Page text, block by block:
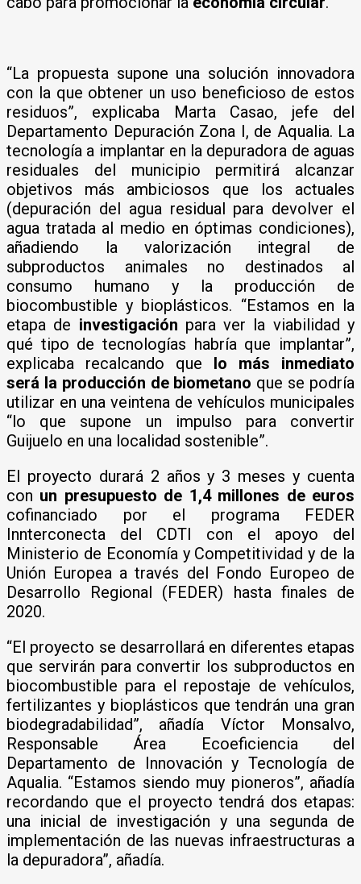
“La propuesta supone una solución innovadora
con la que obtener un uso beneficioso de estos
residuos”, explicaba Marta Casao, jefe del
Departamento Depuración Zona I, de Aqualia. La
tecnología a implantar en la depuradora de aguas
residuales del municipio permitirá alcanzar
objetivos más ambiciosos que los actuales
(depuración del agua residual para devolver el
agua tratada al medio en óptimas condiciones),
añadiendo la valorización integral de
subproductos animales no destinados al
consumo humano y la producción de
biocombustible y bioplásticos. “Estamos en la
etapa de investigación para ver la viabilidad y
qué tipo de tecnologías habría que implantar”,
explicaba recalcando que lo más inmediato
será la producción de biometano que se podría
utilizar en una veintena de vehículos municipales
“lo que supone un impulso para convertir
Guijuelo en una localidad sostenible”.
El proyecto durará 2 años y 3 meses y cuenta
con un presupuesto de 1,4 millones de euros
cofinanciado por el programa FEDER
Innterconecta del CDTI con el apoyo del
Ministerio de Economía y Competitividad y de la
Unión Europea a través del Fondo Europeo de
Desarrollo Regional (FEDER) hasta finales de
2020.
“El proyecto se desarrollará en diferentes etapas
que servirán para convertir los subproductos en
biocombustible para el repostaje de vehículos,
fertilizantes y bioplásticos que tendrán una gran
biodegradabilidad”, añadía Víctor Monsalvo,
Responsable Área Ecoeficiencia del
Departamento de Innovación y Tecnología de
Aqualia. “Estamos siendo muy pioneros”, añadía
recordando que el proyecto tendrá dos etapas:
una inicial de investigación y una segunda de
implementación de las nuevas infraestructuras a
la depuradora”, añadía.